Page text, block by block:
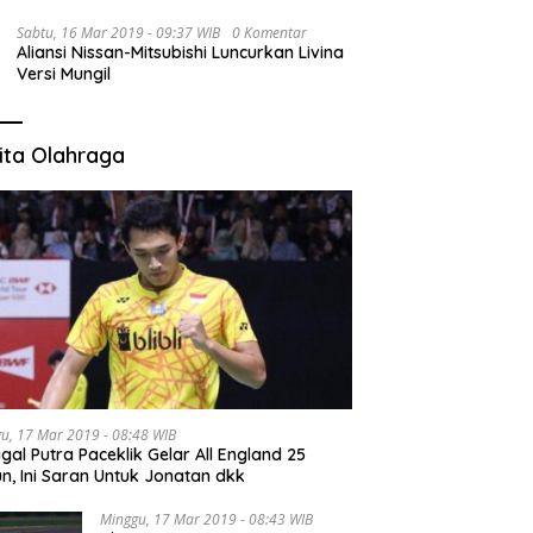
Sabtu, 16 Mar 2019 - 09:37 WIB 0 Komentar
Aliansi Nissan-Mitsubishi Luncurkan Livina
Versi Mungil
Olahraga
17 Mar 2019 - 08:48 WIB
Putra Paceklik Gelar All England 25
Ini Saran Untuk Jonatan dkk
Minggu, 17 Mar 2019 - 08:43 WIB